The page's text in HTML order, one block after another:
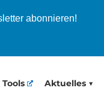
abonnieren!
Tools Aktuelles